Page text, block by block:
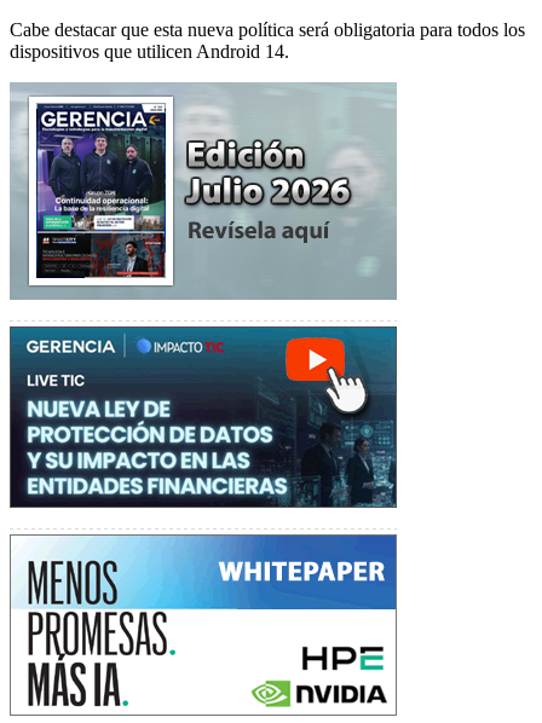
Cabe destacar que esta nueva política será obligatoria para todos los
dispositivos que utilicen Android 14.